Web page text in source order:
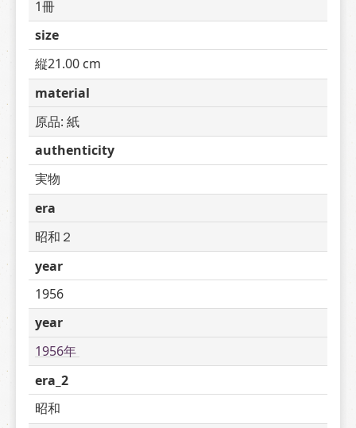
1冊
size
縦21.00 cm
material
原品: 紙
authenticity
実物
era
昭和２
year
1956
year
1956年
era_2
昭和